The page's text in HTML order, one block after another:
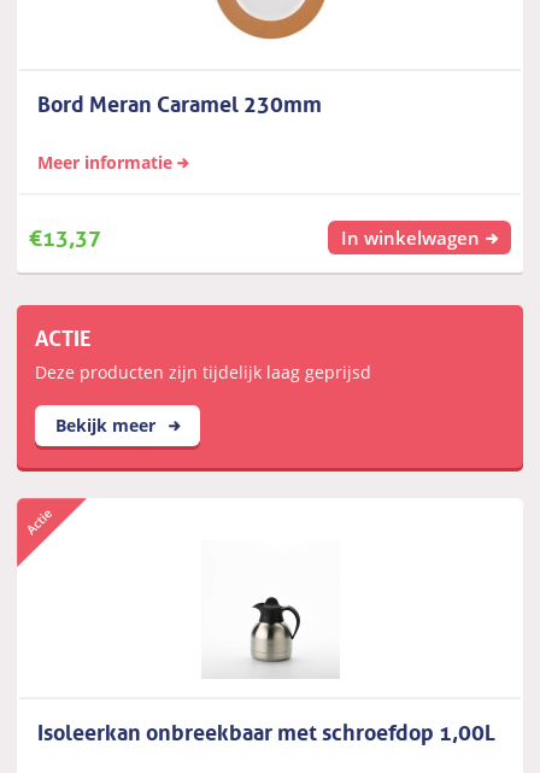
Bord Meran Caramel 230mm
Meer informatie
€13,37 In winkelwagen
ACTIE
Deze producten zijn tijdelijk laag geprijsd
Bekijk meer
Isoleerkan onbreekbaar met schroefdop 1,00L